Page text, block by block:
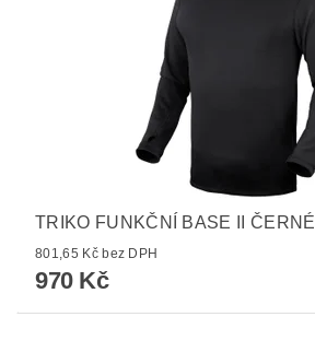
TRIKO FUNKČNÍ BASE II ČERNÉ
801,65 Kč bez DPH
970 Kč